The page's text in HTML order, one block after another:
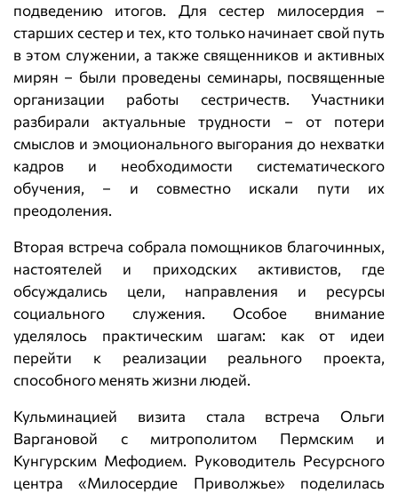
подведению итогов. Для сестер милосердия –
старших сестер и тех, кто только начинает свой путь
в этом служении, а также священников и активных
мирян – были проведены семинары, посвященные
организации работы сестричеств. Участники
разбирали актуальные трудности – от потери
смыслов и эмоционального выгорания до нехватки
кадров и необходимости систематического
обучения, – и совместно искали пути их
преодоления.
Вторая встреча собрала помощников благочинных,
настоятелей и приходских активистов, где
обсуждались цели, направления и ресурсы
социального служения. Особое внимание
уделялось практическим шагам: как от идеи
перейти к реализации реального проекта,
способного менять жизни людей.
Кульминацией визита стала встреча Ольги
Варгановой с митрополитом Пермским и
Кунгурским Мефодием. Руководитель Ресурсного
центра «Милосердие Приволжье» поделилась